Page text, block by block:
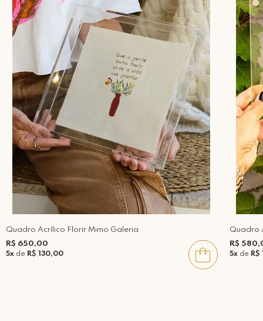
Quadro Acrílico Florir Mimo Galeria
R$ 650,00
5x de R$ 130,00
Quadro
R$
5xde R$